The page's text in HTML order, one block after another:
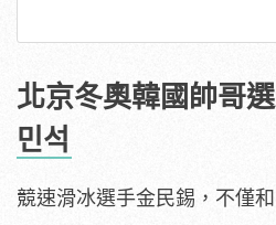
北京冬奧韓國帥哥選
민석
競速滑冰選手金民錫，不僅